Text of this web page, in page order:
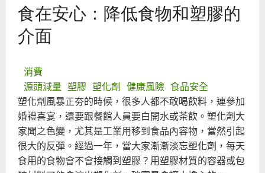
Watch
食在安心：降低食物和塑膠的
介面
消費
源頭減量 塑膠 塑化劑 健康風險 食品安全
塑化劑風暴正夯的時候，很多人都不敢喝飲料，連參加
婚禮喜宴，還要跟餐館人員要白開水或茶飲。塑化劑大
家聞之色變，尤其是工業用移到食品內容物，當然引起
很大的反彈。經過一年，當大家漸漸淡忘塑化劑，每天
食用的食物會不會接觸到塑膠？用塑膠材質的容器或包